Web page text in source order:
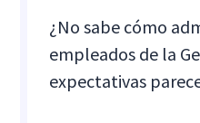
¿No sabe cómo
empleados de la
expectativas